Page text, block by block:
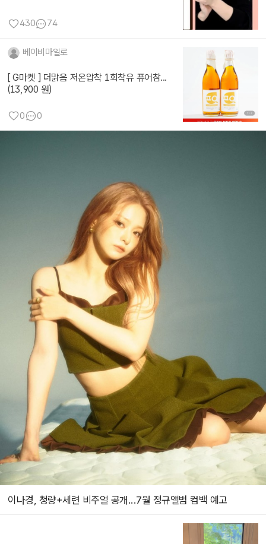
430 74
베이비마일로
[ G마켓 ] 더맑음 저온압착 1회착유 퓨어참...
(13,900 원)
0 0
이나경, 청량+세련 비주얼 공개...7월 정규앨범 컴백 예고